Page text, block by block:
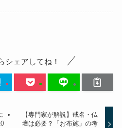
シェアしてね！
【専門家が解説】戒名・仏
壇は必要？「お布施」の考